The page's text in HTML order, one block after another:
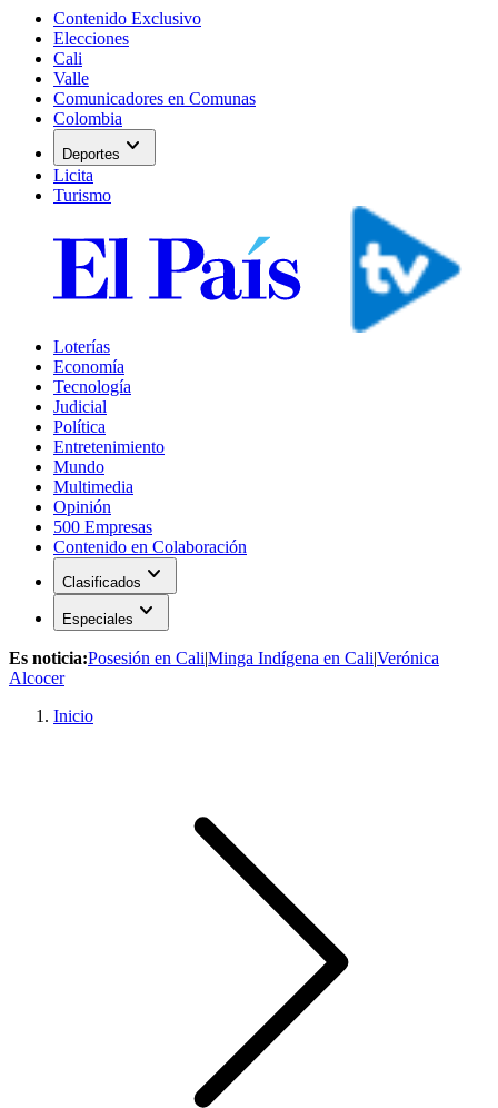
Contenido Exclusivo
Elecciones
Cali
Valle
Comunicadores en Comunas
Colombia
Deportes expand_more
Licita
Turismo
Loterías
Economía
Tecnología
Judicial
Política
Entretenimiento
Mundo
Multimedia
Opinión
500 Empresas
Contenido en Colaboración
Clasificados expand_more
Especiales expand_more
Es noticia:Posesión en Cali|Minga Indígena en Cali|Verónica
Alcocer
Inicio